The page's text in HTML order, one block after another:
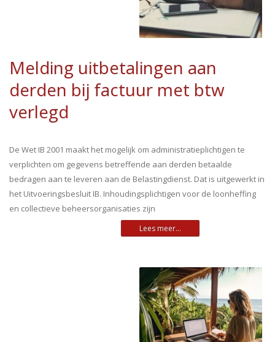
Melding uitbetalingen aan
derden bij factuur met btw
verlegd
De Wet IB 2001 maakt het mogelijk om administratieplichtigen te
verplichten om gegevens betreffende aan derden betaalde
bedragen aan te leveren aan de Belastingdienst. Dat is uitgewerkt in
het Uitvoeringsbesluit IB. Inhoudingsplichtigen voor de loonheffing
en collectieve beheersorganisaties zijn